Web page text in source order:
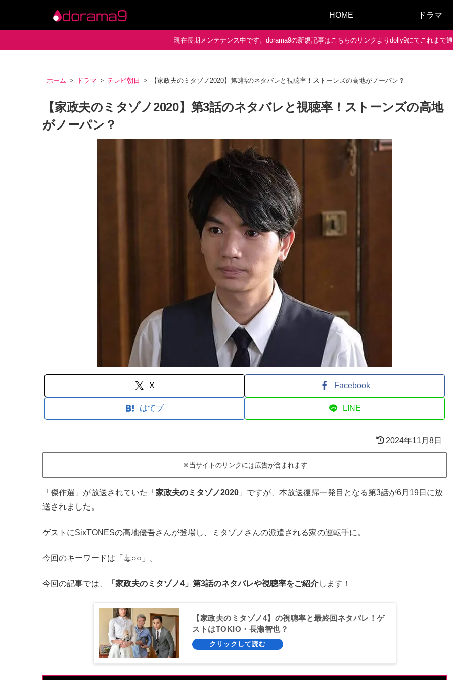
HOME ドラマ
現在長期メンテナンス中です。dorama9の新規記事はこちらのリンクよりdolly9にてこれまで
ホーム ドラマ テレビ朝日 【家政夫のミタゾノ2020】第3話のネタバレと視聴率！ストーンズの高地がノーパン？
【家政夫のミタゾノ2020】第3話のネタバレと視聴率！ストーンズの高地
がノーパン？
X Facebook
はてブ LINE
2024年11月8日
※当サイトのリンクには広告が含まれます
「傑作選」が放送されていた「 家政夫のミタゾノ2020 」ですが、本放送復帰一発目となる第3話が6月19日に放
送されました。
ゲストにSixTONESの高地優吾さんが登場し、ミタゾノさんの派遣される家の運転手に。
今回のキーワードは「毒○○」。
今回の記事では、 「家政夫のミタゾノ4」第3話のネタバレや視聴率をご紹介します！
【家政夫のミタゾノ4】の視聴率と最終回ネタバレ！ゲ
ストはTOKIO・長瀬智也？